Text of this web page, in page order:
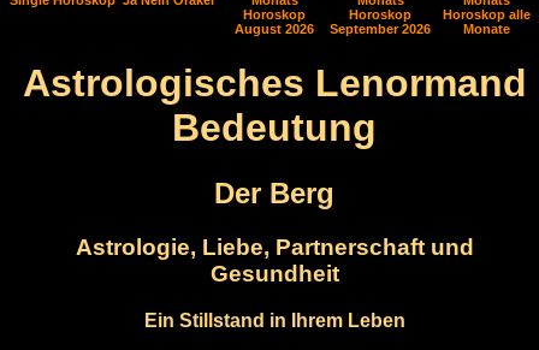
Horoskop
August 2026
Horoskop
September 2026
Horoskop alle
Monate
Astrologisches Lenormand
Bedeutung
Der Berg
Astrologie, Liebe, Partnerschaft und
Gesundheit
Ein Stillstand in Ihrem Leben